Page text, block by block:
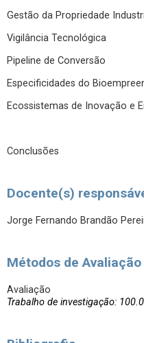
Gestão da Propriedade
Vigilância Tecnológica
Pipeline de Conversão
Especificidades do
Ecossistemas de Inovação e
Conclusões
Docente(s)
Jorge Fernando Brandão
Métodos de Avaliação
Avaliação
Trabalho de investigação: